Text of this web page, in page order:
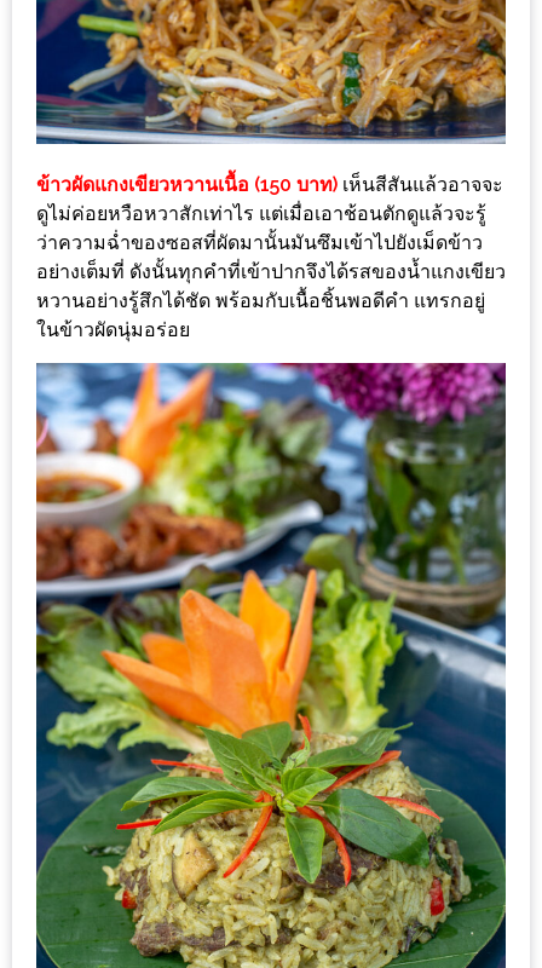
อร่อย
ที่สุด?
งาน
แฟร์
เรื่อง
บ้าน
ที่
ทุก
คน
ต้อง
มา
พบ
สินค้า
เรื่อง
บ้าน
คุ้ม
ครบ
จบ
ที่
เดียว
HOMEPRO
FAIR
2017
เชียงใหม่
จัด
เต็ม
กับ
ข้าวผัดแกงเขียวหวานเนื้อ (150 บาท) เห็นสีสันแล้วอาจจะ
ดูไม่ค่อยหวือหวาสักเท่าไร แต่เมื่อเอาช้อนตักดูแล้วจะรู้
ว่าความฉ่ำของซอสที่ผัดมานั้นมันซึมเข้าไปยังเม็ดข้าว
อย่างเต็มที่ ดังนั้นทุกคำที่เข้าปากจึงได้รสของน้ำแกงเขียว
หวานอย่างรู้สึกได้ชัด พร้อมกับเนื้อชิ้นพอดีคำ แทรกอยู่
ในข้าวผัดนุ่มอร่อย